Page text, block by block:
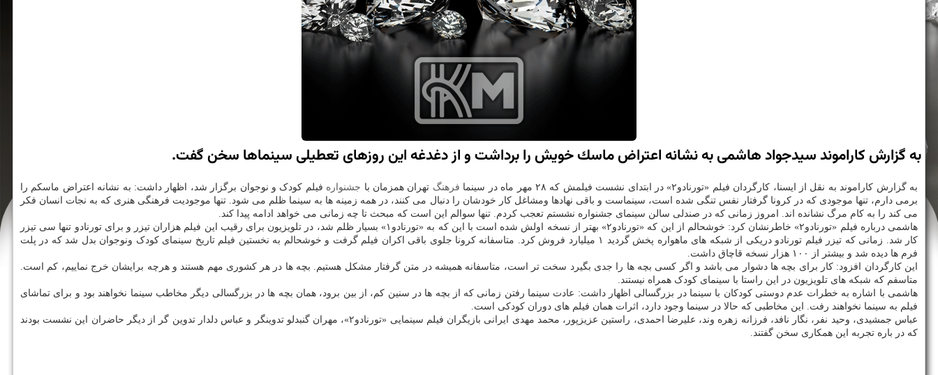
به گزارش كاراموند سیدجواد هاشمی به نشانه اعتراض ماسك خویش را برداشت و از دغدغه این روزهای تعطیلی سینماها سخن گفت.
به گزارش کاراموند به نقل از ایسنا، کارگردان فیلم «تورنادو۲» در ابتدای نشست فیلمش که ۲۸ مهر ماه در سینما فرهنگ تهران همزمان با جشنواره فیلم کودک و نوجوان برگزار شد، اظهار داشت: به نشانه اعتراض ماسکم را
برمی دارم، تنها موجودی که در کرونا گرفتار نفس تنگی شده است، سینماست و باقی نهادها ومشاغل کار خودشان را دنبال می کنند، در همه زمینه ها به سینما ظلم می شود. تنها موجودیت فرهنگی هنری که به نجات انسان فکر
می کند را به کام مرگ نشانده اند. امروز زمانی که در صندلی سالن سینمای جشنواره نشستم تعجب کردم. تنها سوالم این است که مبحث تا چه زمانی می خواهد ادامه پیدا کند.
هاشمی درباره فیلم «تورنادو۲» خاطرنشان کرد: خوشحالم از این که «تورنادو۲» بهتر از نسخه اولش شده است با این که به «تورنادو۱» بسیار ظلم شد، در تلویزیون برای رقیب این فیلم هزاران تیزر و برای تورنادو تنها سی تیزر
کار شد. زمانی که تیزر فیلم تورنادو دریکی از شبکه های ماهواره پخش گردید ۱ میلیارد فروش کرد. متاسفانه کرونا جلوی باقی اکران فیلم گرفت و خوشحالم به نخستین فیلم تاریخ سینمای کودک ونوجوان بدل شد که در پلت
فرم ها دیده شد و بیشتر از ۱۰۰ هزار نسخه قاچاق داشت.
این کارگردان افزود: کار برای بچه ها دشوار می باشد و اگر کسی بچه ها را جدی بگیرد سخت تر است، متاسفانه همیشه در متن گرفتار مشکل هستیم. بچه ها در هر کشوری مهم هستند و هرچه برایشان خرج نماییم، کم است.
متاسفم که شبکه های تلویزیون در این راستا با سینمای کودک همراه نیستند.
هاشمی با اشاره به خطرات عدم دوستی کودکان با سینما در بزرگسالی اظهار داشت: عادت سینما رفتن زمانی که از بچه ها در سنین کم، از بین برود، همان بچه ها در بزرگسالی دیگر مخاطب سینما نخواهند بود و برای تماشای
فیلم به سینما نخواهند رفت. این مخاطبی که حالا در سینما وجود دارد، اثرات همان فیلم های دوران کودکی است.
عباس جمشیدی، وحید نفر، نگار نافد، فرزانه زهره وند، علیرضا احمدی، راستین عزیزپور، محمد مهدی ایرانی بازیگران فیلم سینمایی «تورنادو۲»، مهران گنبدلو تدوینگر و عباس دلدار تدوین گر از دیگر حاضران این نشست بودند
که در باره تجربه این همکاری سخن گفتند.